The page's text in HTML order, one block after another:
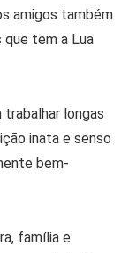
amigos também
tem a Lua
trabalhar longas
inata e senso
bem-
família e